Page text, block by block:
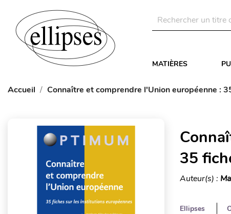
MATIÈRES
Accueil Connaître et comprendre l'Union européenne :
35
Auteur(s) :
Ellipses